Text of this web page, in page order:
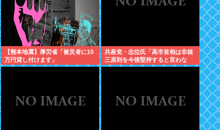
【熊本地震】厚労省「被災者に10
万円貸し付けます」
共産党・志位氏「高市首相は非核
三原則を今後堅持すると言わな
い！」